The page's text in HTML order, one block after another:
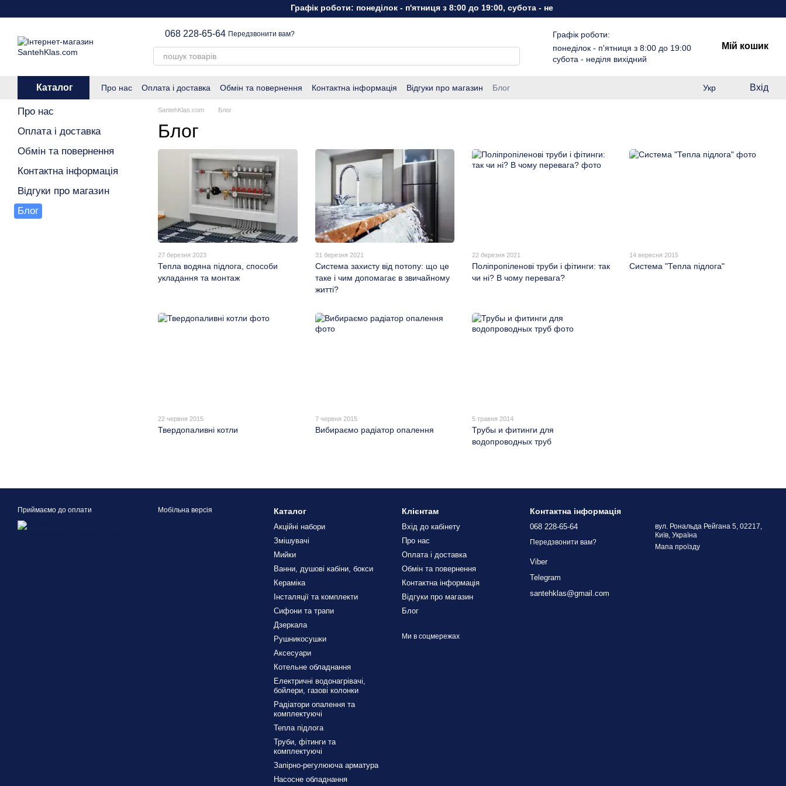
Графік роботи: понеділок - п'ятниця з 8:00 до 19:00, субота - неділя вихідний
068 228-65-64 Передзвонити вам?
Графік роботи:
понеділок - п'ятниця з 8:00 до 19:00
субота - неділя вихідний
Мій кошик
Каталог Про нас Оплата і доставка Обмін та повернення Контактна інформація Відгуки про магазин Блог Укр Вхід
SantehKlas.com Блог
Блог
27 березня 2023
Тепла водяна підлога, способи
укладання та монтаж
31 березня 2021
Система захисту від потопу: що це
таке і чим допомагає в звичайному
житті?
22 березня 2021
Поліпропіленові труби і фітинги: так
чи ні? В чому перевага?
14 вересня 2015
Система "Тепла підлога"
22 червня 2015
Твердопаливні котли
7 червня 2015
Вибираємо радіатор опалення
5 травня 2014
Трубы и фитинги для
водопроводных труб
Про нас
Оплата і доставка
Обмін та повернення
Контактна інформація
Відгуки про магазин
Блог
Приймаємо до оплати Мобільна версія Каталог
Акційні набори
Змішувачі
Мийки
Ванни, душові кабіни, бокси
Кераміка
Інсталяції та комплекти
Сифони та трапи
Дзеркала
Рушникосушки
Аксесуари
Котельне обладнання
Електричні водонагрівачі,
бойлери, газові колонки
Радіатори опалення та
комплектуючі
Тепла підлога
Труби, фітинги та
комплектуючі
Запірно-регулююча арматура
Насосне обладнання
Клієнтам
Вхід до кабінету
Про нас
Оплата і доставка
Обмін та повернення
Контактна інформація
Відгуки про магазин
Блог
Ми в соцмережах
Контактна інформація
068 228-65-64
Передзвонити вам?
Viber
Telegram
santehklas@gmail.com
вул. Рональда Рейгана 5, 02217,
Київ, Україна
Мапа проїзду